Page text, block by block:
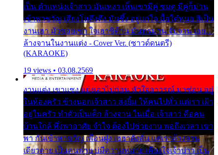
เป็น ตำแหน่งเจ้าสาว มันเหงา เห็นเขามีคู่ ซมดู มีคู่ก็ม่วน
เข้าพาขวัญ เสียงโห่ตึงตึง มันซึ้ง อยู่แก่ใจ มื้อใด๋หนอ สิเป็น
งานเฮา มัวซอยเขา ใจเฮาซิด้าน มันทรมาน จับจาน เอย…
ล้างจานในงานแต่ง - Cover Ver. (ซาวด์ดนตรี)
(KARAOKE)
19 views • 03.08.2569
งานแต่ง เขาแซง แย่งเอาไปก่อน หัวใจอาวรณ์ มาซ่อน อยู่
ในห้องครัว ข้างนอกเจ้าสาว ส่งยิ้ม ให้คนไปทั่ว แต่เรา เฝ้า
อยู่ในครัว ทำตัวเป็นเด็ก ล้างจาน ในเมื่อ เจ้าสาว คือคน
บ้านใกล้ พึ่งพาอาศัย จำใจ ต้องไปช่วยงาน พอถึงเวลา เขา
พา กันเข้าพาขวัญ เพื่อนฝูง เฮฮาดังลั่น แต่เราล้างจาน
เดียวดาย เป็นคนพ่าย บ่มีความหมาย เคียงใจเจ้าบ่าว เป็น